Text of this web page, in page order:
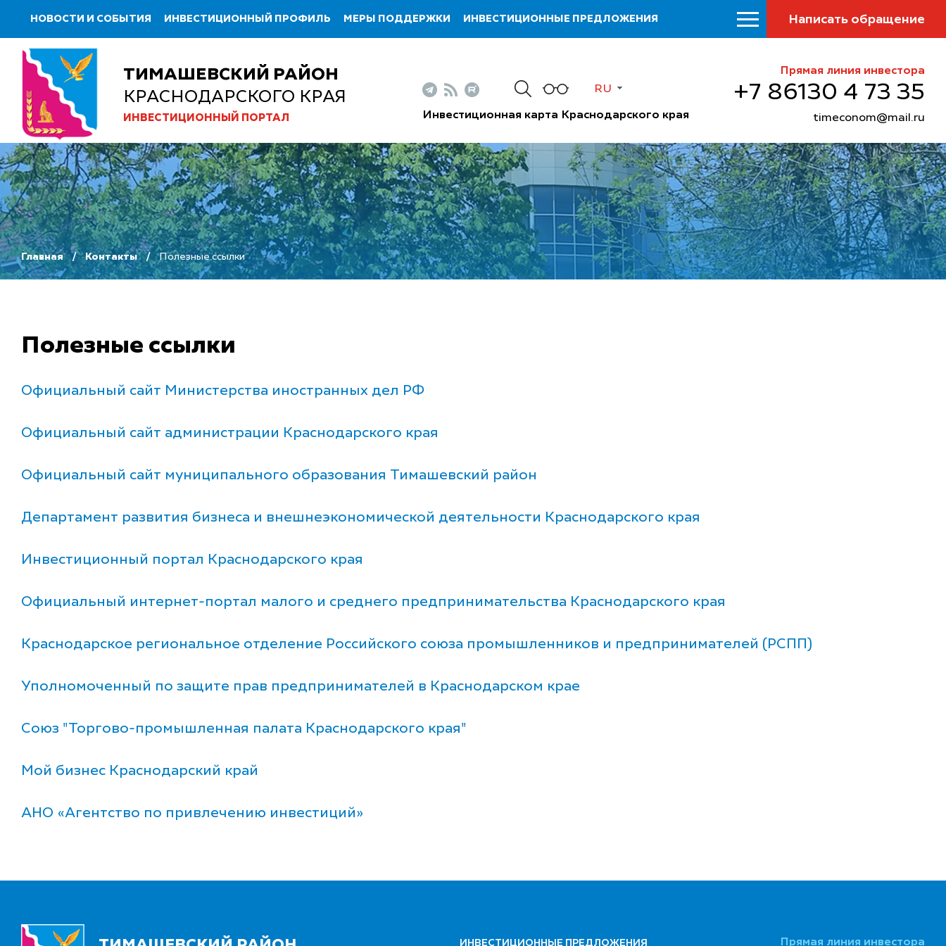
НОВОСТИ И СОБЫТИЯ ИНВЕСТИЦИОННЫЙ ПРОФИЛЬ МЕРЫ ПОДДЕРЖКИ ИНВЕСТИЦИОННЫЕ ПРЕДЛОЖЕНИЯ Написать обращение
ТИМАШЕВСКИЙ РАЙОН
КРАСНОДАРСКОГО КРАЯ
ИНВЕСТИЦИОННЫЙ ПОРТАЛ
RU
Инвестиционная карта Краснодарского края
Прямая линия инвестора
+7 86130 4 73 35
timeconom@mail.ru
Главная Контакты Полезные ссылки
Полезные ссылки
Официальный сайт Министерства иностранных дел РФ
Официальный сайт администрации Краснодарского края
Официальный сайт муниципального образования Тимашевский район
Департамент развития бизнеса и внешнеэкономической деятельности Краснодарского края
Инвестиционный портал Краснодарского края
Официальный интернет-портал малого и среднего предпринимательства Краснодарского края
Краснодарское региональное отделение Российского союза промышленников и предпринимателей (РСПП)
Уполномоченный по защите прав предпринимателей в Краснодарском крае
Союз "Торгово-промышленная палата Краснодарского края"
Мой бизнес Краснодарский край
АНО «Агентство по привлечению инвестиций»
ИНВЕСТИЦИОННЫЕ ПРЕДЛОЖЕНИЯ Прямая линия инвестора